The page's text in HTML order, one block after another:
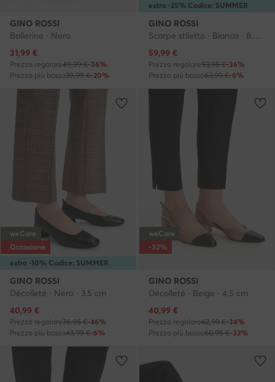
GINO ROSSI
Ballerine · Nero
Prezzo attuale
31,99 €
Prezzo regolare49,99 €-36%
Prezzo più basso39,99 €-20%
extra -25% Codice: SUMMER
GINO ROSSI
Scarpe stiletto · Bianco · 8.5 cm
Prezzo attuale
59,99 €
Prezzo regolare93,95 €-36%
Prezzo più basso63,99 €-6%
extra -10% Codice: SUMMER
weCare
Occasione
GINO ROSSI
Décolleté · Nero · 3.5 cm
Prezzo attuale
40,99 €
Prezzo regolare76,95 €-46%
Prezzo più basso43,99 €-6%
weCare
-32%
GINO ROSSI
Décolleté · Beige · 4.5 cm
Prezzo attuale
40,99 €
Prezzo regolare62,99 €-34%
Prezzo più basso60,95 €-32%